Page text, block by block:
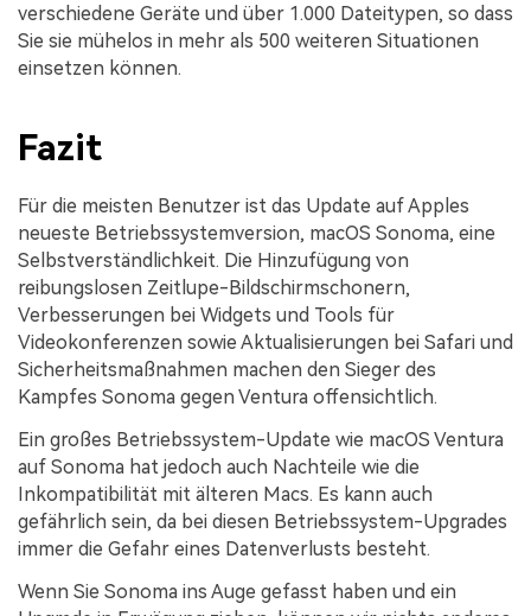
verschiedene Geräte und über 1.000 Dateitypen, so dass
Sie sie mühelos in mehr als 500 weiteren Situationen
einsetzen können.
Fazit
Für die meisten Benutzer ist das Update auf Apples
neueste Betriebssystemversion, macOS Sonoma, eine
Selbstverständlichkeit. Die Hinzufügung von
reibungslosen Zeitlupe-Bildschirmschonern,
Verbesserungen bei Widgets und Tools für
Videokonferenzen sowie Aktualisierungen bei Safari und
Sicherheitsmaßnahmen machen den Sieger des
Kampfes Sonoma gegen Ventura offensichtlich.
Ein großes Betriebssystem-Update wie macOS Ventura
auf Sonoma hat jedoch auch Nachteile wie die
Inkompatibilität mit älteren Macs. Es kann auch
gefährlich sein, da bei diesen Betriebssystem-Upgrades
immer die Gefahr eines Datenverlusts besteht.
Wenn Sie Sonoma ins Auge gefasst haben und ein